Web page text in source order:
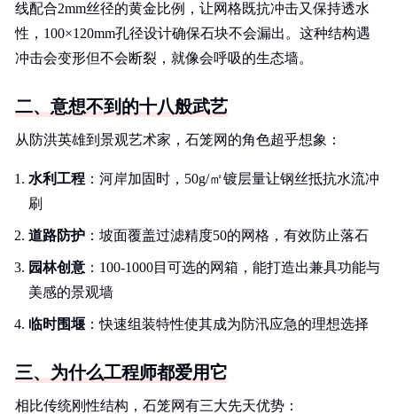
线配合2mm丝径的黄金比例，让网格既抗冲击又保持透水
性，100×120mm孔径设计确保石块不会漏出。这种结构遇
冲击会变形但不会断裂，就像会呼吸的生态墙。
二、意想不到的十八般武艺
从防洪英雄到景观艺术家，石笼网的角色超乎想象：
水利工程 ：河岸加固时，50g/㎡镀层量让钢丝抵抗水流冲
刷
道路防护 ：坡面覆盖过滤精度50的网格，有效防止落石
园林创意 ：100-1000目可选的网箱，能打造出兼具功能与
美感的景观墙
临时围堰 ：快速组装特性使其成为防汛应急的理想选择
三、为什么工程师都爱用它
相比传统刚性结构，石笼网有三大先天优势：